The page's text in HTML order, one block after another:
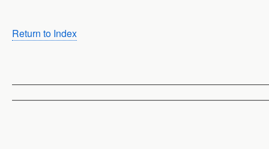
Return to Index